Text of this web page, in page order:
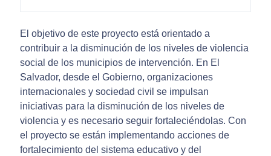
El objetivo de este proyecto está orientado a
contribuir a la disminución de los niveles de violencia
social de los municipios de intervención. En El
Salvador, desde el Gobierno, organizaciones
internacionales y sociedad civil se impulsan
iniciativas para la disminución de los niveles de
violencia y es necesario seguir fortaleciéndolas. Con
el proyecto se están implementando acciones de
fortalecimiento del sistema educativo y del